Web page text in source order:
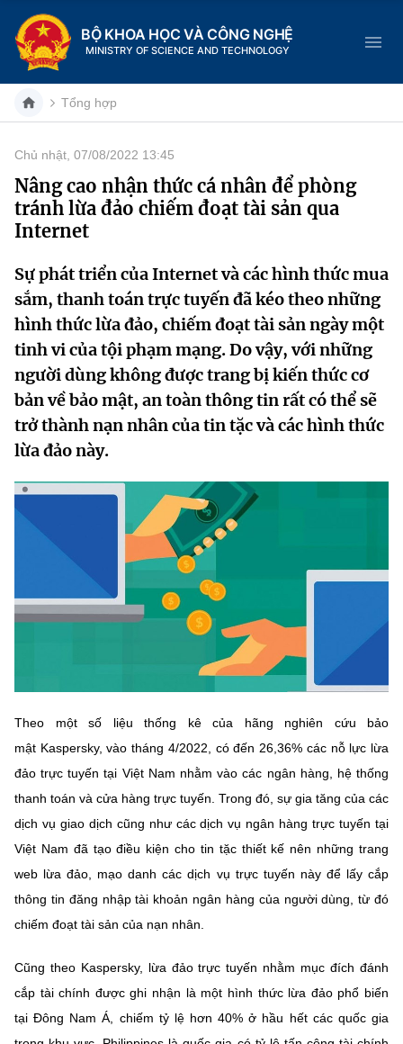
BỘ KHOA HỌC VÀ CÔNG NGHỆ
MINISTRY OF SCIENCE AND TECHNOLOGY
Danh mục
Trang chủ
Chức năng nhiệm vụ
Cơ cấu tổ chức
Lịch sử phát triển
Sở Khoa học và Công nghệ
Tin tức sự kiện
Khoa học và Công nghệ
Đổi mới sáng tạo
Chuyển đổi số
Tiêu chuẩn, đo lường, chất lượng
Năng lượng nguyên tử
Tin địa phương
Dịch vụ công
Hệ thống văn bản
Văn bản QPPL
Lấy ý kiến người dân về dự thảo VBQPPL
MST IOFFICE
Khoa học và Công nghệ
Đổi mới sáng tạo
Chuyển đổi số
Tiêu chuẩn, đo lường, chất lượng
Năng lượng nguyên tử
Multimedia
THƯ ĐIỆN TỬ
Videos
Nhiệm vụ trọng tâm
Vietnamese English
MINISTRY OF SCIENCE AND TECHNOLOGY
Điều khoản sử dụng Theo dõi MST: Góp ý
Tổng hợp
Chủ nhật, 07/08/2022 13:45
Nâng cao nhận thức cá nhân để phòng
tránh lừa đảo chiếm đoạt tài sản qua
Internet
Sự phát triển của Internet và các hình thức mua
sắm, thanh toán trực tuyến đã kéo theo những
hình thức lừa đảo, chiếm đoạt tài sản ngày một
tinh vi của tội phạm mạng. Do vậy, với những
người dùng không được trang bị kiến thức cơ
bản về bảo mật, an toàn thông tin rất có thể sẽ
trở thành nạn nhân của tin tặc và các hình thức
lừa đảo này.
Theo một số liệu thống kê của hãng nghiên cứu bảo
mật Kaspersky, vào tháng 4/2022, có đến 26,36% các nỗ lực lừa
đảo trực tuyến tại Việt Nam nhằm vào các ngân hàng, hệ thống
thanh toán và cửa hàng trực tuyến. Trong đó, sự gia tăng của các
dịch vụ giao dịch cũng như các dịch vụ ngân hàng trực tuyến tại
Việt Nam đã tạo điều kiện cho tin tặc thiết kế nên những trang
web lừa đảo, mạo danh các dịch vụ trực tuyến này để lấy cắp
thông tin đăng nhập tài khoản ngân hàng của người dùng, từ đó
chiếm đoạt tài sản của nạn nhân.
Cũng theo Kaspersky, lừa đảo trực tuyến nhằm mục đích đánh
cắp tài chính được ghi nhận là một hình thức lừa đảo phổ biến
tại Đông Nam Á, chiếm tỷ lệ hơn 40% ở hầu hết các quốc gia